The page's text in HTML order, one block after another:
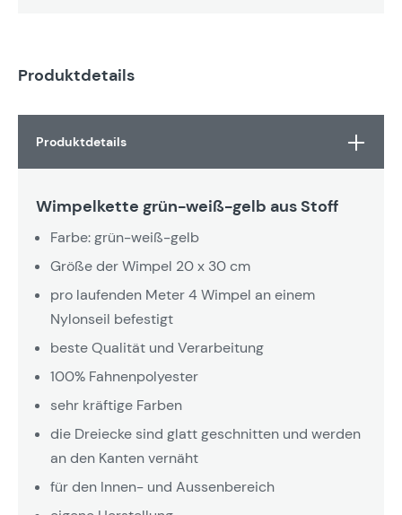
Produktdetails
Produktdetails
Wimpelkette grün-weiß-gelb aus Stoff
Farbe: grün-weiß-gelb
Größe der Wimpel 20 x 30 cm
pro laufenden Meter 4 Wimpel an einem
Nylonseil befestigt
beste Qualität und Verarbeitung
100% Fahnenpolyester
sehr kräftige Farben
die Dreiecke sind glatt geschnitten und werden
an den Kanten vernäht
für den Innen- und Aussenbereich